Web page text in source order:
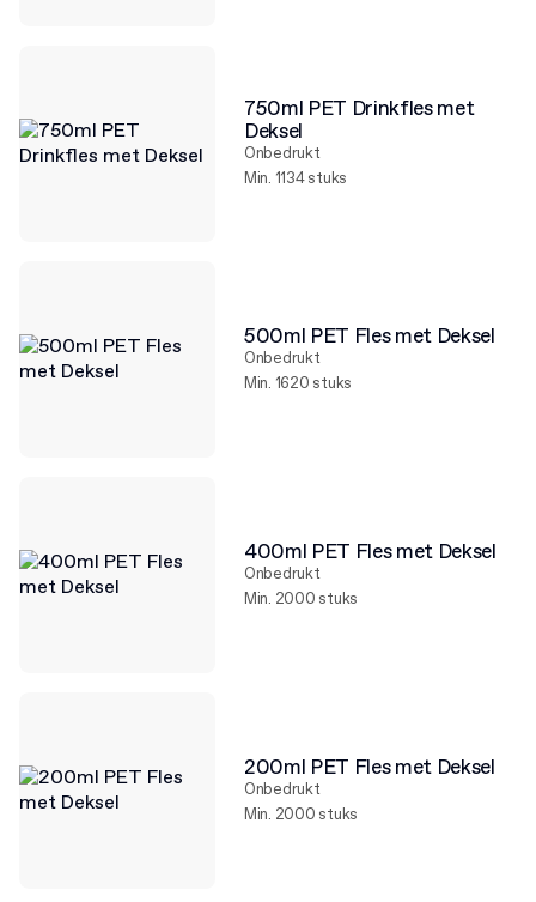
750ml PET Drinkfles met
Deksel
Onbedrukt
Min. 1134 stuks
500ml PET Fles met Deksel
Onbedrukt
Min. 1620 stuks
400ml PET Fles met Deksel
Onbedrukt
Min. 2000 stuks
200ml PET Fles met Deksel
Onbedrukt
Min. 2000 stuks